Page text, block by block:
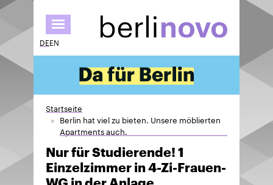
zum
Inhalt
DEEN
Startseite
Berlin hat viel zu bieten. Unsere möblierten
Apartments auch.
Nur für Studierende! 1
Einzelzimmer in 4-Zi-Frauen-